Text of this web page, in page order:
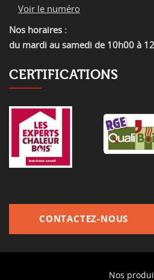
Voir le numéro
Nos horaires :
du mardi au samedi de 10h00 à
CERTIFICATIONS
CONTACTEZ-NOUS
Nos